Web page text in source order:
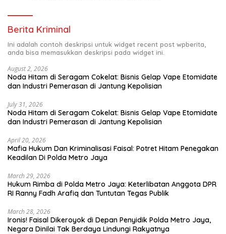
Berita Kriminal
Ini adalah contoh deskripsi untuk widget recent post wpberita,
anda bisa memasukkan deskripsi pada widget ini.
August 2, 2026
Noda Hitam di Seragam Cokelat: Bisnis Gelap Vape Etomidate
dan Industri Pemerasan di Jantung Kepolisian
July 31, 2026
Noda Hitam di Seragam Cokelat: Bisnis Gelap Vape Etomidate
dan Industri Pemerasan di Jantung Kepolisian
April 20, 2026
Mafia Hukum Dan Kriminalisasi Faisal: Potret Hitam Penegakan
Keadilan Di Polda Metro Jaya
March 29, 2026
Hukum Rimba di Polda Metro Jaya: Keterlibatan Anggota DPR
RI Ranny Fadh Arafiq dan Tuntutan Tegas Publik
March 28, 2026
Ironis! Faisal Dikeroyok di Depan Penyidik Polda Metro Jaya,
Negara Dinilai Tak Berdaya Lindungi Rakyatnya